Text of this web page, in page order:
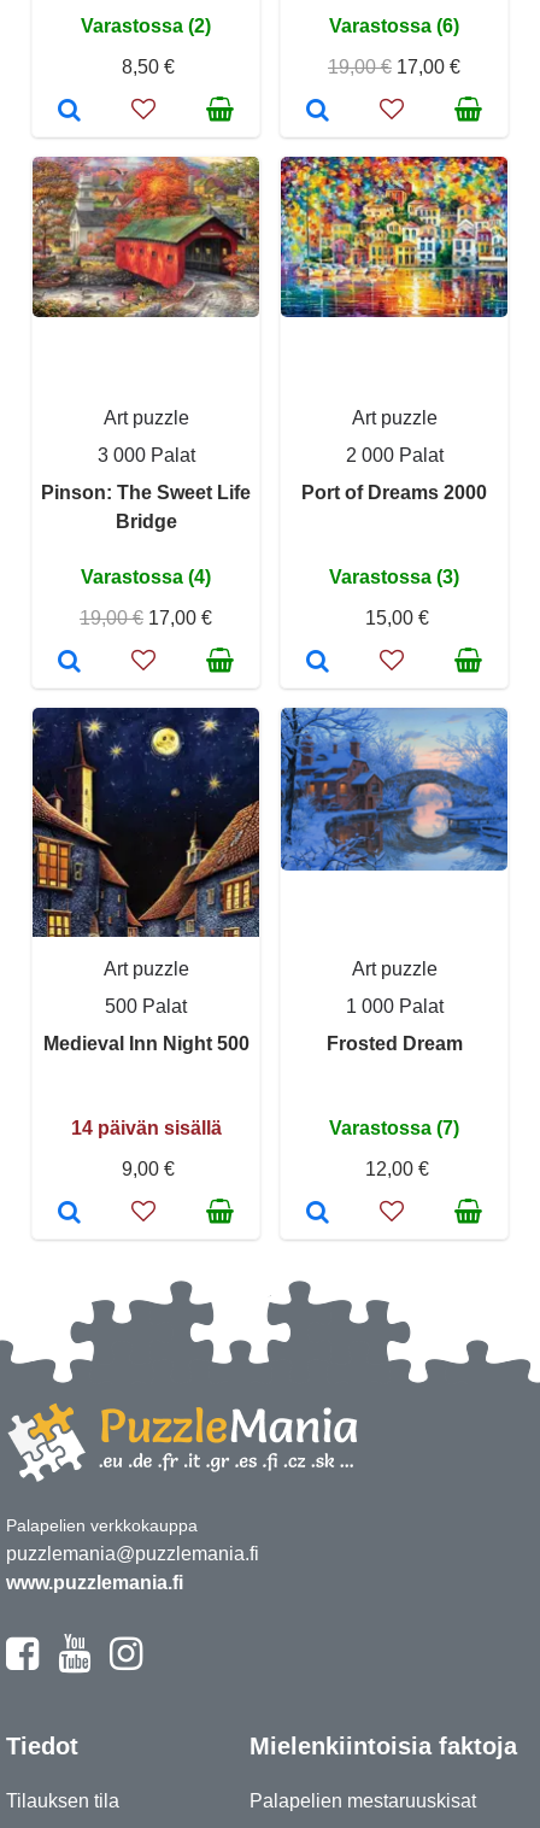
Varastossa (2)
8,50 €
Varastossa (6)
19,00 € 17,00 €
Art puzzle
3 000 Palat
Pinson: The Sweet Life
Bridge
Varastossa (4)
19,00 € 17,00 €
Art puzzle
2 000 Palat
Port of Dreams 2000
Varastossa (3)
15,00 €
Art puzzle
500 Palat
Medieval Inn Night 500
14 päivän sisällä
9,00 €
Art puzzle
1 000 Palat
Frosted Dream
Varastossa (7)
12,00 €
Palapelien verkkokauppa
puzzlemania@puzzlemania.fi
www.puzzlemania.fi
Tiedot
Tilauksen tila
Mielenkiintoisia faktoja
Palapelien mestaruuskisat